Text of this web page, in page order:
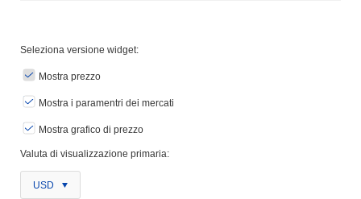
Seleziona versione widget:
Mostra prezzo
Mostra i paramentri dei mercati
Mostra grafico di prezzo
Valuta di visualizzazione primaria:
USD